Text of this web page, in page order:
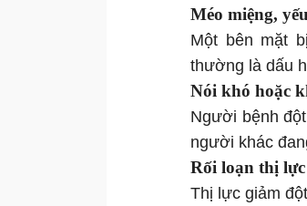
Méo miệng,
Một bên mặt
thường là dấu
Nói khó hoặc
Người bệnh
người khác
Rối loạn thị lực
Thị lực giảm